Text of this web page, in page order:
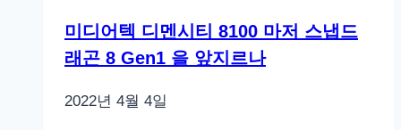
미디어텍 디멘시티 8100 마저 스냅드
래곤 8 Gen1 을 앞지르나
2022년 4월 4일